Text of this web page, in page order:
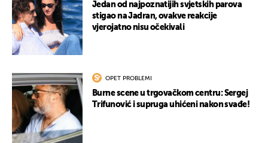
Jedan od najpoznatijih svjetskih parova
stigao na Jadran, ovakve reakcije
vjerojatno nisu očekivali
OPET PROBLEMI
Burne scene u trgovačkom centru: Sergej
Trifunović i supruga uhićeni nakon svađe!